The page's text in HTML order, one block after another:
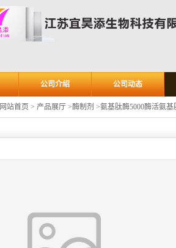
公司介绍 公司动态
网站首页 > 产品展厅 >酶制剂 >氨基肽酶5000酶活氨基